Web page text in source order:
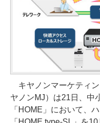
キヤノンマーケティ
ヤノンMJ）は21日、中
「HOME」において、